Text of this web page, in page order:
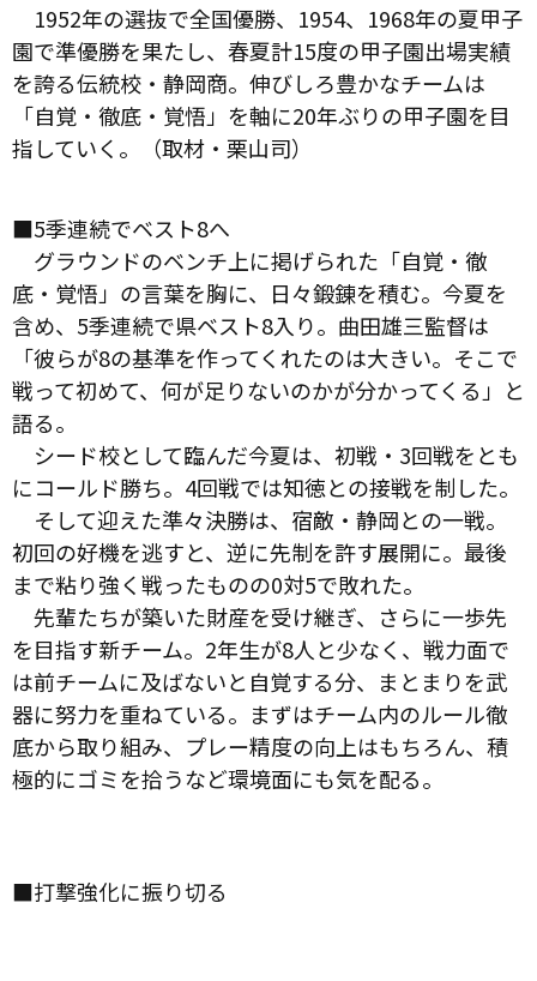
1952年の選抜で全国優勝、1954、1968年の夏甲子
園で準優勝を果たし、春夏計15度の甲子園出場実績
を誇る伝統校・静岡商。伸びしろ豊かなチームは
「自覚・徹底・覚悟」を軸に20年ぶりの甲子園を目
指していく。（取材・栗山司）
■5季連続でベスト8へ
グラウンドのベンチ上に掲げられた「自覚・徹
底・覚悟」の言葉を胸に、日々鍛錬を積む。今夏を
含め、5季連続で県ベスト8入り。曲田雄三監督は
「彼らが8の基準を作ってくれたのは大きい。そこで
戦って初めて、何が足りないのかが分かってくる」と
語る。
シード校として臨んだ今夏は、初戦・3回戦をとも
にコールド勝ち。4回戦では知徳との接戦を制した。
そして迎えた準々決勝は、宿敵・静岡との一戦。
初回の好機を逃すと、逆に先制を許す展開に。最後
まで粘り強く戦ったものの0対5で敗れた。
先輩たちが築いた財産を受け継ぎ、さらに一歩先
を目指す新チーム。2年生が8人と少なく、戦力面で
は前チームに及ばないと自覚する分、まとまりを武
器に努力を重ねている。まずはチーム内のルール徹
底から取り組み、プレー精度の向上はもちろん、積
極的にゴミを拾うなど環境面にも気を配る。
■打撃強化に振り切る